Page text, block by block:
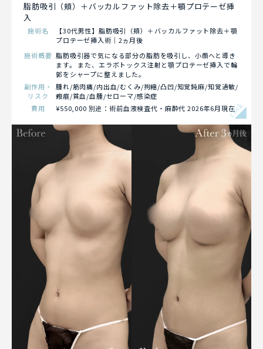
脂肪吸引（頬）＋バッカルファット除去＋顎プロテーゼ挿
入
施術名
【30代男性】脂肪吸引（頬）＋バッカルファット除去＋顎
プロテーゼ挿入術｜2ヵ月後
施術概要 脂肪吸引器で気になる部分の脂肪を吸引し、小顔へと導き
ます。 また、エラボトックス注射と顎プロテーゼ挿入で輪
郭をシャープに整えました。
副作用・
リスク
腫れ/筋肉痛/内出血/むくみ/拘縮/凸凹/知覚鈍麻/知覚過敏/
瘢痕/貧血/血腫/セローマ/感染症
費用
¥550,000 別途：術前血液検査代・麻酔代 2026年6月現在click